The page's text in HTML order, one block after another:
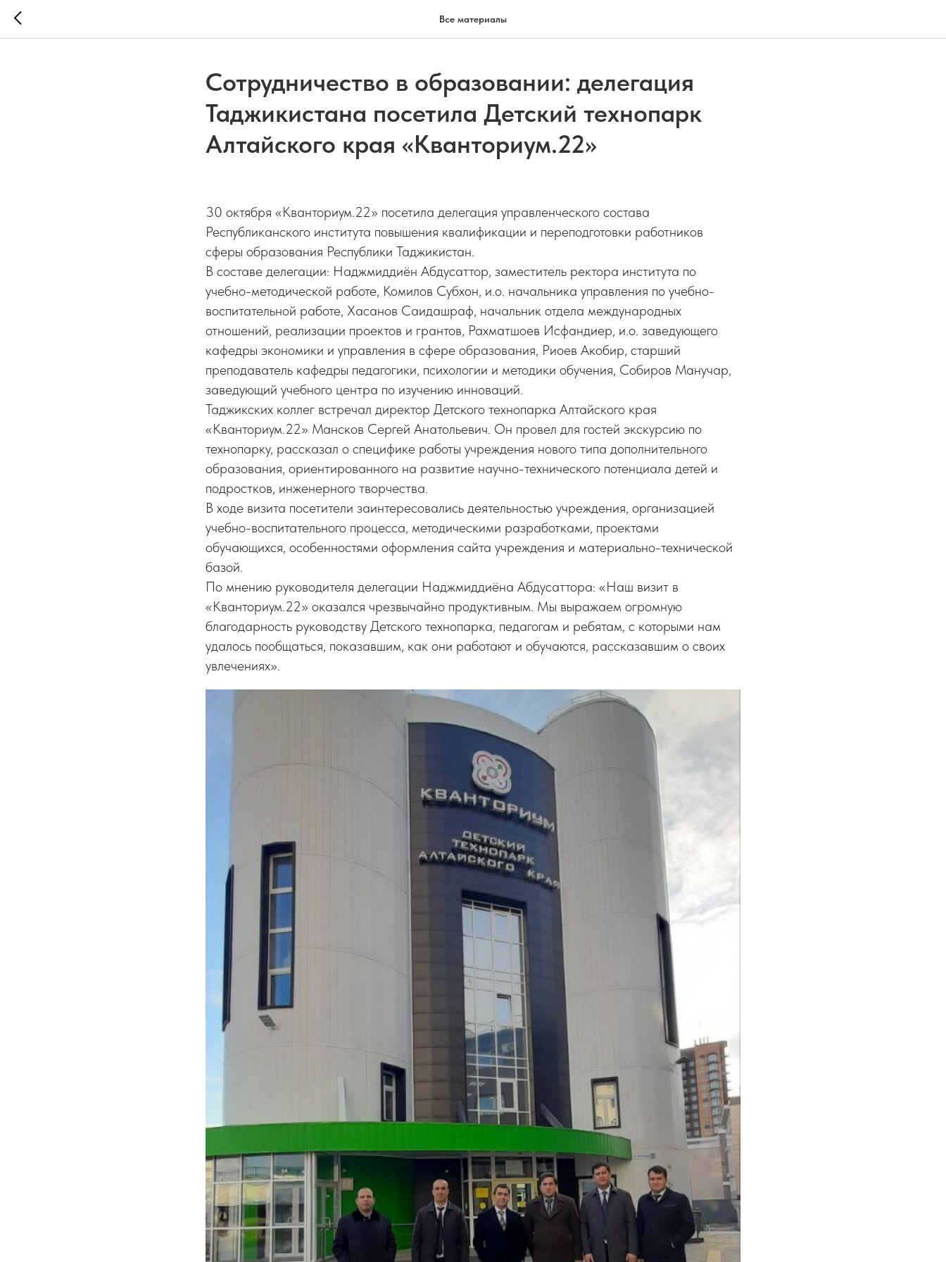
Все материалы
Сотрудничество в образовании: делегация
Таджикистана посетила Детский технопарк
Алтайского края «Кванториум.22»
30 октября «Кванториум.22» посетила делегация управленческого состава
Республиканского института повышения квалификации и переподготовки работников
сферы образования Республики Таджикистан.
В составе делегации: Наджмиддиён Абдусаттор, заместитель ректора института по
учебно-методической работе, Комилов Субхон, и.о. начальника управления по учебно-
воспитательной работе, Хасанов Саидашраф, начальник отдела международных
отношений, реализации проектов и грантов, Рахматшоев Исфандиер, и.о. заведующего
кафедры экономики и управления в сфере образования, Риоев Акобир, старший
преподаватель кафедры педагогики, психологии и методики обучения, Собиров Манучар,
заведующий учебного центра по изучению инноваций.
Таджикских коллег встречал директор Детского технопарка Алтайского края
«Кванториум.22» Мансков Сергей Анатольевич. Он провел для гостей экскурсию по
технопарку, рассказал о специфике работы учреждения нового типа дополнительного
образования, ориентированного на развитие научно-технического потенциала детей и
подростков, инженерного творчества.
В ходе визита посетители заинтересовались деятельностью учреждения, организацией
учебно-воспитательного процесса, методическими разработками, проектами
обучающихся, особенностями оформления сайта учреждения и материально-технической
базой.
По мнению руководителя делегации Наджмиддиёна Абдусаттора: «Наш визит в
«Кванториум.22» оказался чрезвычайно продуктивным. Мы выражаем огромную
благодарность руководству Детского технопарка, педагогам и ребятам, с которыми нам
удалось пообщаться, показавшим, как они работают и обучаются, рассказавшим о своих
увлечениях».